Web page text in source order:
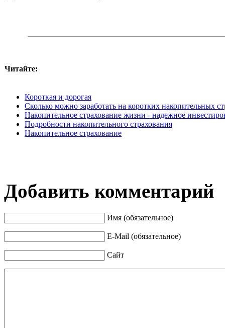
Читайте:
Короткая и дорогая
Сколько можно заработать на коротких накопительных
Накопительное страхование жизни - надежное
Подробности накопительного страхования
Накопительное страхование
Добавить комментарий
Имя (обязательное)
E-Mail (обязательное)
Сайт